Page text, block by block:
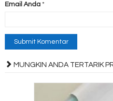
Email Anda *
MUNGKIN ANDA TERTARIK